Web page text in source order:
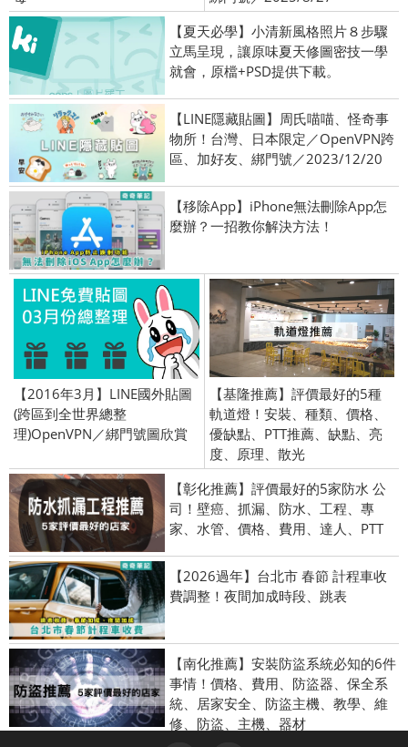
【夏天必學】小清新風格照片８步驟
立馬呈現，讓原味夏天修圖密技一學
就會，原檔+PSD提供下載。
【LINE隱藏貼圖】周氏喵喵、怪奇事
物所！台灣、日本限定／OpenVPN跨
區、加好友、綁門號／2023/12/20
【移除App】iPhone無法刪除App怎
麼辦？一招教你解決方法！
【2016年3月】LINE國外貼圖
(跨區到全世界總整
理)OpenVPN／綁門號圖欣賞
【基隆推薦】評價最好的5種
軌道燈！安裝、種類、價格、
優缺點、PTT推薦、缺點、亮
度、原理、散光
【彰化推薦】評價最好的5家防水 公
司！壁癌、抓漏、防水、工程、專
家、水管、價格、費用、達人、PTT
【2026過年】台北市 春節 計程車收
費調整！夜間加成時段、跳表
【南化推薦】安裝防盜系統必知的6件
事情！價格、費用、防盜器、保全系
統、居家安全、防盜主機、教學、維
修、防盜、主機、器材